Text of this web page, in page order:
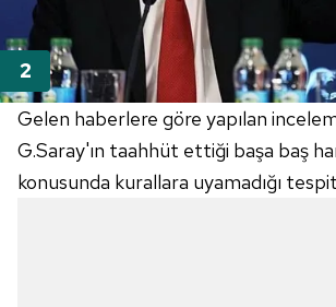
Gelen haberlere göre yapılan
G.Saray'ın taahhüt ettiği başa baş
konusunda kurallara uyamadığı